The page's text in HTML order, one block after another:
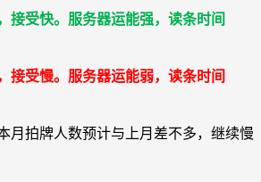
接受快。服务器运能强，读条时间
接受慢。服务器运能弱，读条时间
月拍牌人数预计与上月差不多，继续慢